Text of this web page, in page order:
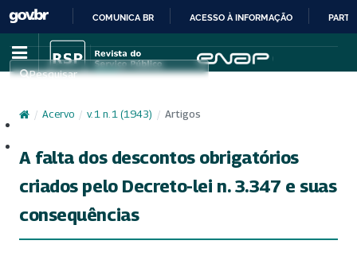
IR
PARA
CONTEÚDO
COMUNICA BR ACESSO À INFORMAÇÃO
Pesquisar
/ Acervo / v. 1 n. 1 (1943) / Artigos
A falta dos descontos obrigatórios
criados pelo Decreto-lei n. 3.347 e suas
consequências